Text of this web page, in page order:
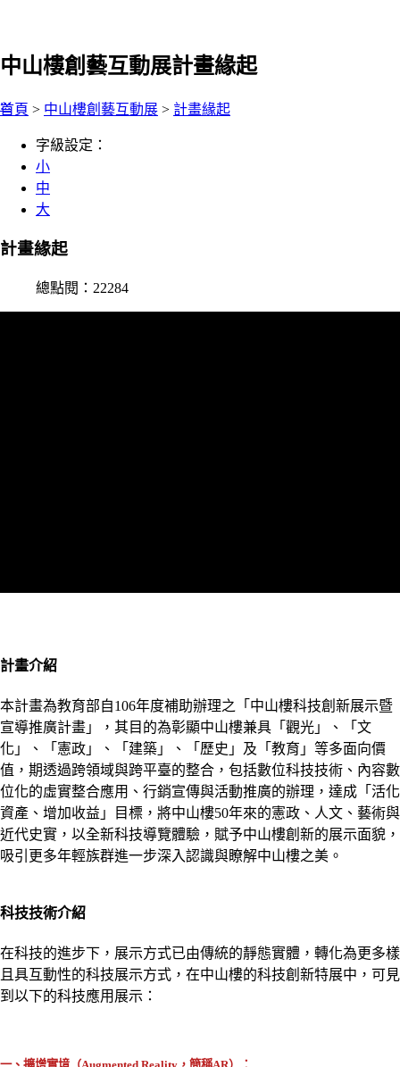
中山樓創藝互動展計畫緣起
:::
首頁 > 中山樓創藝互動展 > 計畫緣起
字級設定：
小
中
大
計畫緣起
總點閱：22284
計畫介紹
本計畫為教育部自106年度補助辦理之「中山樓科技創新展示暨
宣導推廣計畫」，其目的為彰顯中山樓兼具「觀光」、「文
化」、「憲政」、「建築」、「歷史」及「教育」等多面向價
值，期透過跨領域與跨平臺的整合，包括數位科技技術、內容數
位化的虛實整合應用、行銷宣傳與活動推廣的辦理，達成「活化
資產、增加收益」目標，將中山樓50年來的憲政、人文、藝術與
近代史實，以全新科技導覽體驗，賦予中山樓創新的展示面貌，
吸引更多年輕族群進一步深入認識與瞭解中山樓之美。
科技技術介紹
在科技的進步下，展示方式已由傳統的靜態實體，轉化為更多樣
且具互動性的科技展示方式，在中山樓的科技創新特展中，可見
到以下的科技應用展示：